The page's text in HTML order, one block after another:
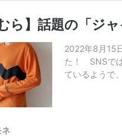
むら】話題の「ジ
2022年8月15
た！ SNSで
ているようで